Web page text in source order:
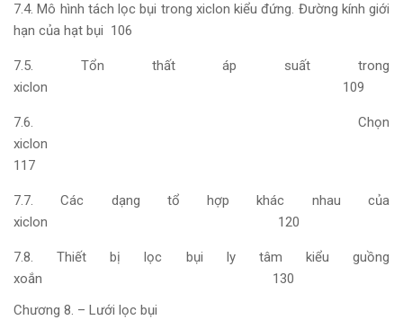
7.4. Mô hình tách lọc bụi trong xiclon kiểu đứng. Đường kính giới
hạn của hạt bụi 106
7.5. Tổn thất áp suất trong
xiclon 109
7.6. Chọn
117
7.7. Các dạng tổ hợp khác nhau của
xiclon 120
7.8. Thiết bị lọc bụi ly tâm kiểu guồng
xoắn 130
Chương 8. – Lưới lọc bụi